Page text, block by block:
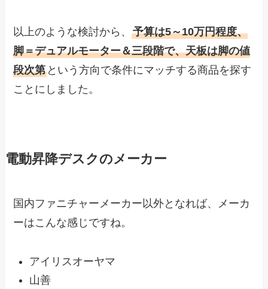
以上のような検討から、予算は5～10万円程度、
脚＝デュアルモーター＆三段階で、天板は脚の値
段次第 という方向で条件にマッチする商品を探す
ことにしました。
電動昇降デスクのメーカー
国内ファニチャーメーカー以外となれば、メーカ
ーはこんな感じですね。
アイリスオーヤマ
山善